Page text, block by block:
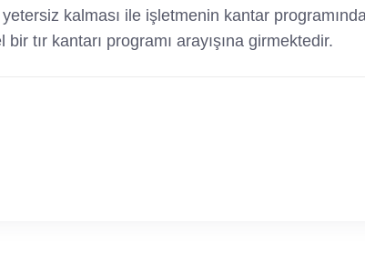
kalması ile işletmenin kantar
tır kantarı programı arayışına girmektedir.